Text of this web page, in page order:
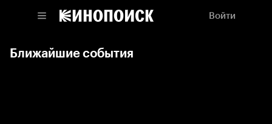
Войти
Ближайшие события